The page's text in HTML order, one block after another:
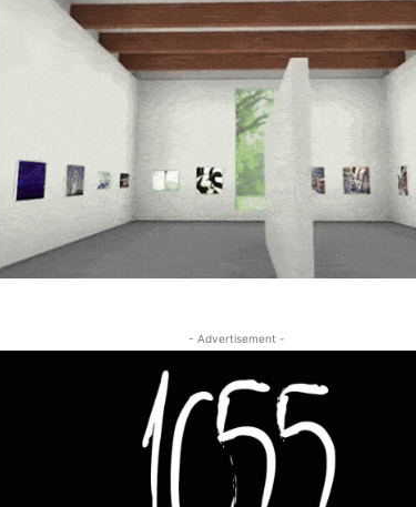
- Advertisement -